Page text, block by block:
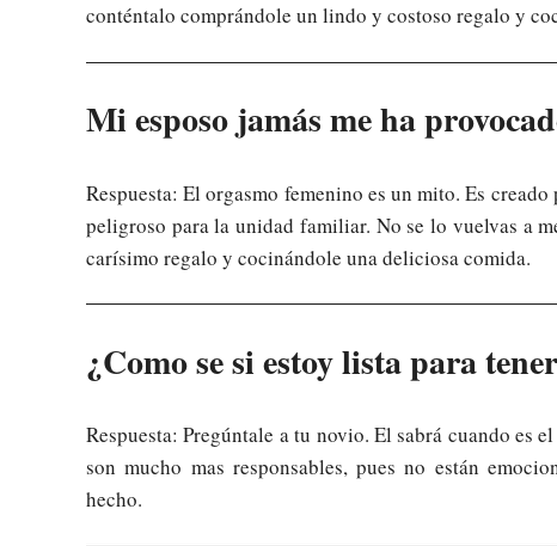
conténtalo comprándole un lindo y costoso regalo y
Mi esposo jamás me ha
Respuesta: El orgasmo femenino es un mito. Es
peligroso para la unidad familiar. No se lo vuelvas a
carísimo regalo y cocinándole una deliciosa comida.
¿Como se si estoy lista para
Respuesta: Pregúntale a tu novio. El sabrá cuando es
son mucho mas responsables, pues no están
hecho.